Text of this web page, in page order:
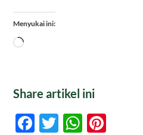
Menyukai ini:
Memuat...
Share artikel ini
Facebook
Twitter